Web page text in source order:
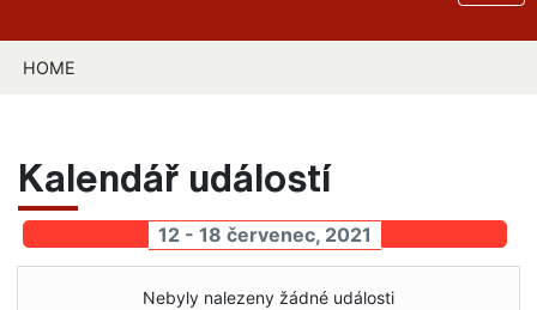
HOME
Kalendář událostí
12 - 18 červenec, 2021
Nebyly nalezeny žádné události